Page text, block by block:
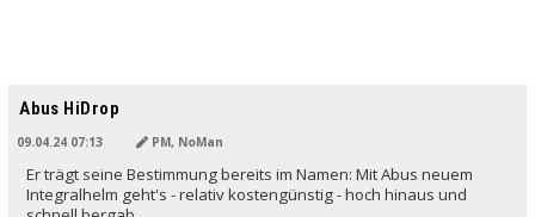
Abus HiDrop
09.04.24 07:13 PM, NoMan
Er trägt seine Bestimmung bereits im Namen: Mit Abus neuem
Integralhelm geht's - relativ kostengünstig - hoch hinaus und